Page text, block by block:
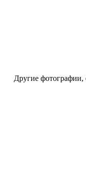
Другие фотографии,